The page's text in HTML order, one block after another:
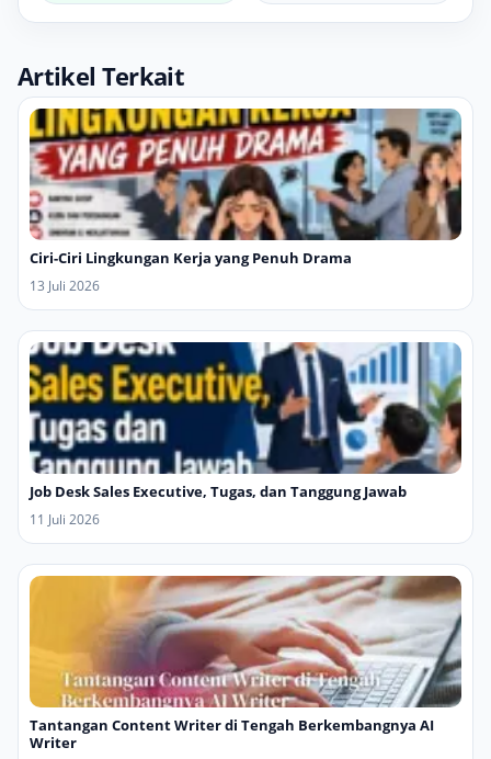
Artikel Terkait
Ciri-Ciri Lingkungan Kerja yang Penuh Drama
13 Juli 2026
Job Desk Sales Executive, Tugas, dan Tanggung Jawab
11 Juli 2026
Tantangan Content Writer di Tengah Berkembangnya AI
Writer